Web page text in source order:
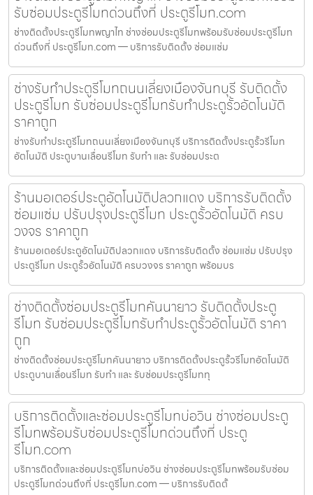
รับซ่อมประตูรีโมทด่วนถึงที่ ประตูรีโมท.com
ช่างติดตั้งประตูรีโมทพญาไท ช่างซ่อมประตูรีโมทพร้อมรับซ่อมประตูรีโมท
ด่วนถึงที่ ประตูรีโมท.com — บริการรับติดตั้ง ซ่อมแซ่ม
ช่างรับทำประตูรีโมทถนนเลี่ยงเมืองจันทบุรี รับติดตั้ง
ประตูรีโมท รับซ่อมประตูรีโมทรับทำประตูรั้วอัตโนมัติ
ราคาถูก
ช่างรับทำประตูรีโมทถนนเลี่ยงเมืองจันทบุรี บริการติดตั้งประตูรั้วรีโมท
อัตโนมัติ ประตูบานเลื่อนรีโมท รับทำ และ รับซ่อมประต
ร้านมอเตอร์ประตูอัตโนมัติปลวกแดง บริการรับติดตั้ง
ซ่อมแซ่ม ปรับปรุงประตูรีโมท ประตูรั้วอัตโนมัติ ครบ
วงจร ราคาถูก
ร้านมอเตอร์ประตูอัตโนมัติปลวกแดง บริการรับติดตั้ง ซ่อมแซ่ม ปรับปรุง
ประตูรีโมท ประตูรั้วอัตโนมัติ ครบวงจร ราคาถูก พร้อมบร
ช่างติดตั้งซ่อมประตูรีโมทคันนายาว รับติดตั้งประตู
รีโมท รับซ่อมประตูรีโมทรับทำประตูรั้วอัตโนมัติ ราคา
ถูก
ช่างติดตั้งซ่อมประตูรีโมทคันนายาว บริการติดตั้งประตูรั้วรีโมทอัตโนมัติ
ประตูบานเลื่อนรีโมท รับทำ และ รับซ่อมประตูรีโมททุ
บริการติดตั้งและซ่อมประตูรีโมทบ่อวิน ช่างซ่อมประตู
รีโมทพร้อมรับซ่อมประตูรีโมทด่วนถึงที่ ประตู
รีโมท.com
บริการติดตั้งและซ่อมประตูรีโมทบ่อวิน ช่างซ่อมประตูรีโมทพร้อมรับซ่อม
ประตูรีโมทด่วนถึงที่ ประตูรีโมท.com — บริการรับติดตั้